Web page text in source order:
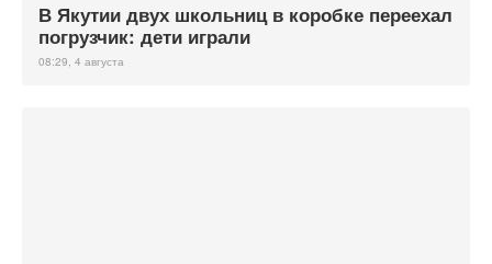
В Якутии двух школьниц в коробке переехал
погрузчик: дети играли
08:29, 4 августа